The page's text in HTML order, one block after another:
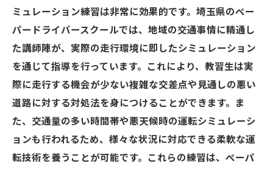
ミュレーション練習は非常に効果的です。埼玉県のペー
パードライバースクールでは、地域の交通事情に精通し
た講師陣が、実際の走行環境に即したシミュレーション
を通じて指導を行っています。これにより、教習生は実
際に走行する機会が少ない複雑な交差点や見通しの悪い
道路に対する対処法を身につけることができます。ま
た、交通量の多い時間帯や悪天候時の運転シミュレーシ
ョンも行われるため、様々な状況に対応できる柔軟な運
転技術を養うことが可能です。これらの練習は、ペーパ